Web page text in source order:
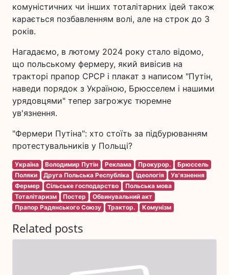
комуністичних чи інших тоталітарних ідей також
карається позбавленням волі, але на строк до 3
років.
Нагадаємо, в лютому 2024 року стало відомо,
що польському фермеру, який вивісив на
тракторі прапор СРСР і плакат з написом "Путін,
наведи порядок з Україною, Брюсселем і нашими
урядовцями" тепер загрожує тюремне
ув'язнення.
"Фермери Путіна": хто стоїть за підбурюванням
протестувальників у Польщі?
Україна Володимир Путін Реклама Прокурор.
Брюссель
Поляки
Друга Польська Республіка Ідеологія
Ув'язнення
Фермер
Сільське господарство
Польська мова
Тоталітаризм
Постер
Обвинувальний акт
Прапор Радянського Союзу
Трактор. Комунізм
Related posts